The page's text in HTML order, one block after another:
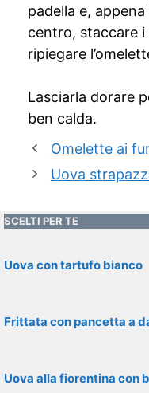
padella e,
centro, staccare
ripiegare
Lasciarla dorare
ben calda.
Omelette ai
Uova
SCELTI PER TE
Uova con tartufo bianco
Frittata con pancetta a
Uova alla fiorentina con